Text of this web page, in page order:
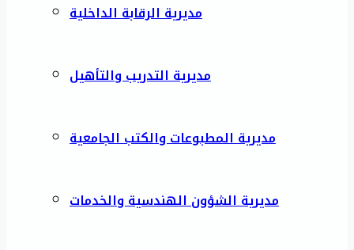
مديرية الرقابة الداخلية
مديرية التدريب والتأهيل
مديرية المطبوعات والكتب الجامعية
مديرية الشؤون الهندسية والخدمات